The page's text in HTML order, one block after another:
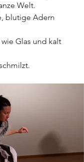
Welt.
blutige Adern
Glas und kalt